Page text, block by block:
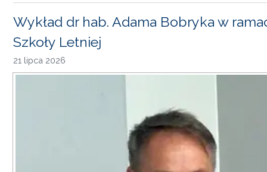
Wykład dr hab. Adama Bobryka w
Szkoły Letniej
21 lipca 2026